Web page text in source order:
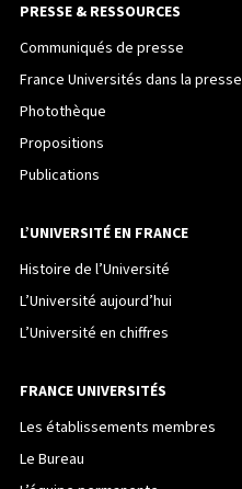
PRESSE & RESSOURCES
Communiqués de presse
France Universités dans la presse
Photothèque
Propositions
Publications
L’UNIVERSITÉ EN FRANCE
Histoire de l’Université
L’Université aujourd’hui
L’Université en chiffres
FRANCE UNIVERSITÉS
Les établissements membres
Le Bureau